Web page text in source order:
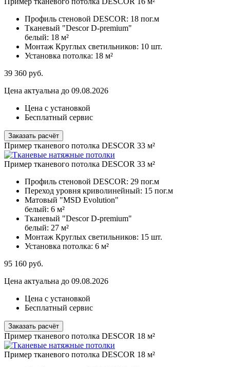
Профиль стеновой DESCOR: 18 пог.м
Тканевый "Descor D-premium"
белый: 18 м²
Монтаж Круглых светильников: 10 шт.
Установка потолка: 18 м²
39 360 руб.
Цена актуальна до 09.08.2026
Цена с установкой
Бесплатный сервис
Заказать расчёт
Пример тканевого потолка DESCOR 33 м²
Пример тканевого потолка DESCOR 33 м²
Профиль стеновой DESCOR: 29 пог.м
Переход уровня криволинейный: 15 пог.м
Матовый "MSD Evolution"
белый: 6 м²
Тканевый "Descor D-premium"
белый: 27 м²
Монтаж Круглых светильников: 15 шт.
Установка потолка: 6 м²
95 160 руб.
Цена актуальна до 09.08.2026
Цена с установкой
Бесплатный сервис
Заказать расчёт
Пример тканевого потолка DESCOR 18 м²
Пример тканевого потолка DESCOR 18 м²